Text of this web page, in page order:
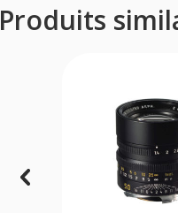
Produits